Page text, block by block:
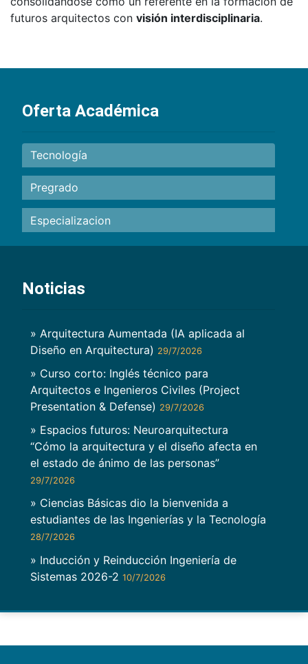
futuros arquitectos con visión interdisciplinaria.
Oferta Académica
Tecnología
Pregrado
Especializacion
Noticias
» Arquitectura Aumentada (IA aplicada al
Diseño en Arquitectura) 29/7/2026
» Curso corto: Inglés técnico para
Arquitectos e Ingenieros Civiles (Project
Presentation & Defense) 29/7/2026
» Espacios futuros: Neuroarquitectura
“Cómo la arquitectura y el diseño afecta en
el estado de ánimo de las personas”
29/7/2026
» Ciencias Básicas dio la bienvenida a
estudiantes de las Ingenierías y la Tecnología
28/7/2026
» Inducción y Reinducción Ingeniería de
Sistemas 2026-2 10/7/2026